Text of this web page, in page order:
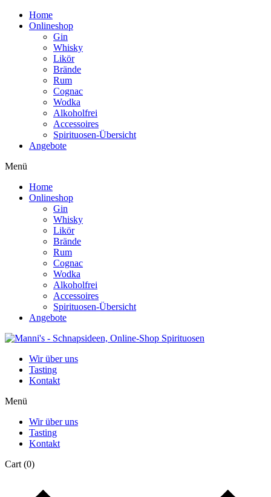
Home
Onlineshop
Gin
Whisky
Likör
Brände
Rum
Cognac
Wodka
Alkoholfrei
Accessoires
Spirituosen-Übersicht
Angebote
Menü
Home
Onlineshop
Gin
Whisky
Likör
Brände
Rum
Cognac
Wodka
Alkoholfrei
Accessoires
Spirituosen-Übersicht
Angebote
Wir über uns
Tasting
Kontakt
Menü
Wir über uns
Tasting
Kontakt
Cart (0)